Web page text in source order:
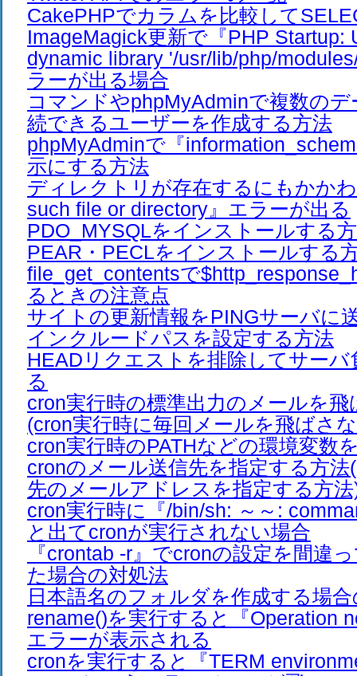
CakePHPでカラムを比較して
ImageMagick更新で『PHP Startup:
dynamic library '/usr/lib/php/
ラーが出る場合
コマンドやphpMyAdminで複数の
続できるユーザーを作成する方法
phpMyAdminで『
示にする方法
ディレクトリが存在するにもかか
such file or directory』エラーが出る
PDO_MYSQLをインストールする
PEAR・PECLをインストールする
file_get_contentsで
るときの注意点
サイトの更新情報をPINGサーバに
インクルードパスを設定する方法
HEADリクエストを排除してサーバ
る
cron実行時の標準出力のメールを
(cron実行時に毎回メールを飛ばさ
cron実行時のPATHなどの環境変数
cronのメール送信先を指定する方
先のメールアドレスを指定する方
cron実行時に『/bin/sh: ～～:
と出てcronが実行されない場合
『crontab -r』でcronの設定を間違
た場合の対処法
日本語名のフォルダを作成する場
rename()を実行すると『Operation
エラーが表示される
cronを実行すると『TERM